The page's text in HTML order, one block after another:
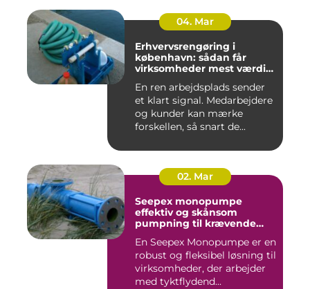
04. Mar
Erhvervsrengøring i
københavn: sådan får
virksomheder mest værdi
En ren arbejdsplads sender
et klart signal. Medarbejdere
og kunder kan mærke
forskellen, så snart de...
02. Mar
Seepex monopumpe
effektiv og skånsom
pumpning til krævende
En Seepex Monopumpe er en
robust og fleksibel løsning til
virksomheder, der arbejder
med tyktflydend...